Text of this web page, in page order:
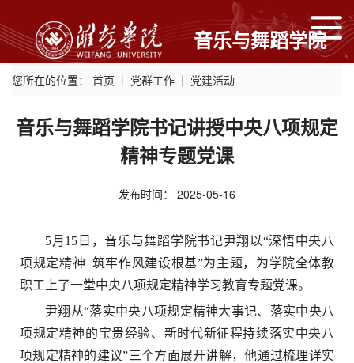
音乐与舞蹈学院
您所在的位置： 首页 党群工作 党建活动
音乐与舞蹈学院书记讲授中央八项规定
精神专题党课
发布时间： 2025-05-16
5月15日，音乐与舞蹈学院书记尹翔以“深悟中央八
项规定精神 筑牢作风建设根基”为主题，为学院全体教
职工上了一堂中央八项规定精神学习教育专题党课。
尹翔从“落实中央八项规定精神大事记、落实中央八
项规定精神的宝贵经验、新时代新征程持续落实中央八
项规定精神的建议”三个方面展开讲解，他通过梳理详实